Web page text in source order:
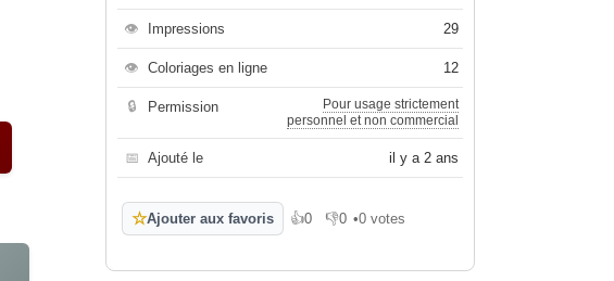
👁 Impressions 29
👁 Coloriages en ligne 12
🔒 Permission
Pour usage strictement
personnel et non commercial
📅 Ajouté le il y a 2 ans
☆Ajouter aux favoris 👍0
J'aime 👎0
Je n'aime pas
•0 votes